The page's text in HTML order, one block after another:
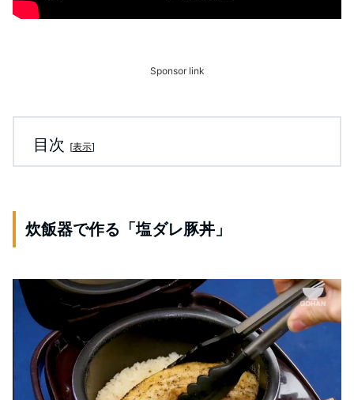
Sponsor link
目次 [表示]
炊飯器で作る「塩ダレ豚丼」